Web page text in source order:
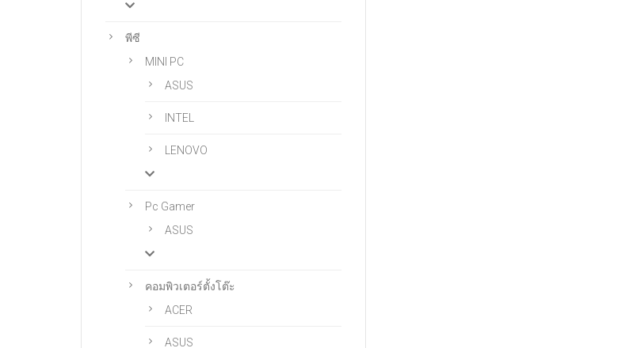
พีซี
MINI PC
ASUS
INTEL
LENOVO
Pc Gamer
ASUS
คอมพิวเตอร์ตั้งโต๊ะ
ACER
ASUS